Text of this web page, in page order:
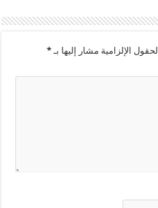
الحقول الإلزامية مشار إليها بـ*